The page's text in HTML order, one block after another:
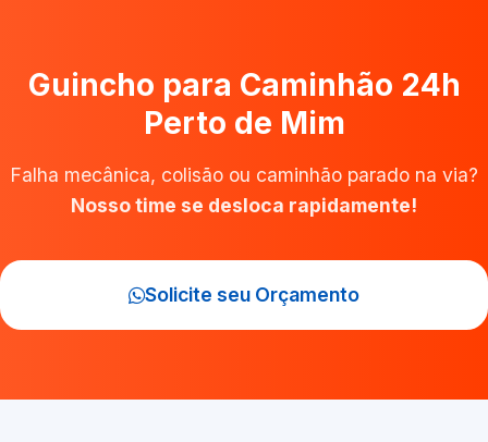
Guincho para Caminhão 24h
Perto de Mim
Falha mecânica, colisão ou caminhão parado na via?
Nosso time se desloca rapidamente!
Solicite seu Orçamento